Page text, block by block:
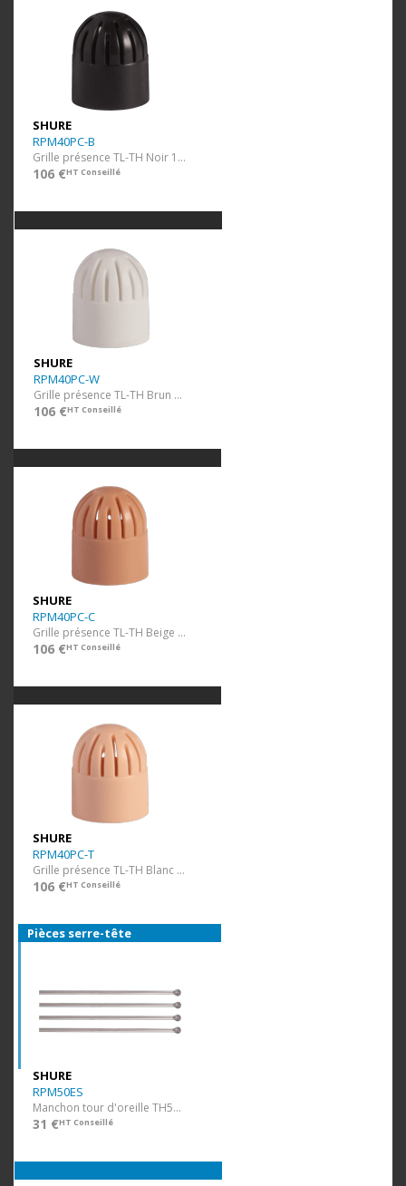
SHURE
RPM40PC-B
Grille présence TL-TH Noir 10 pcs
106 €HT Conseillé
SHURE
RPM40PC-W
Grille présence TL-TH Brun 10 pcs
106 €HT Conseillé
SHURE
RPM40PC-C
Grille présence TL-TH Beige 10 pcs
106 €HT Conseillé
SHURE
RPM40PC-T
Grille présence TL-TH Blanc 10 pcs
106 €HT Conseillé
Pièces serre-tête
SHURE
RPM50ES
Manchon tour d'oreille TH53 4 pcs
31 €HT Conseillé